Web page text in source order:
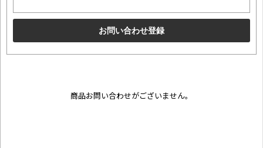
商品お問い合わせがございません。